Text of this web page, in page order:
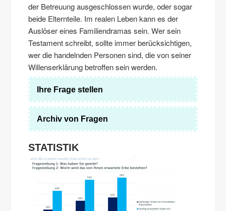
der Betreuung ausgeschlossen wurde, oder sogar
beide Elternteile. Im realen Leben kann es der
Auslöser eines Familiendramas sein. Wer sein
Testament schreibt, sollte immer berücksichtigen,
wer die handelnden Personen sind, die von seiner
Willenserklärung betroffen sein werden.
Ihre Frage stellen
Archiv von Fragen
STATISTIK